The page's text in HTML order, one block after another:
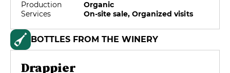
Production
Organic
Services
On-site sale, Organized visits
BOTTLES FROM THE WINERY
Drappier